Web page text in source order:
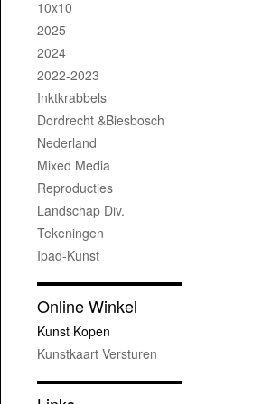
10x10
2025
2024
2022-2023
Inktkrabbels
Dordrecht &Biesbosch
Nederland
Mixed Media
Reproducties
Landschap Div.
Tekeningen
Ipad-Kunst
Online Winkel
Kunst Kopen
Kunstkaart Versturen